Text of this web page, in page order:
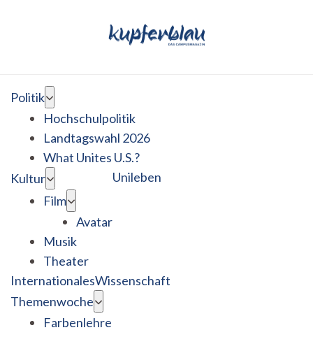
Politik
Hochschulpolitik
Landtagswahl 2026
What Unites U.S.?
Kultur
Film
Avatar
Musik
Theater
Unileben
InternationalesWissenschaft
Themenwoche
Farbenlehre